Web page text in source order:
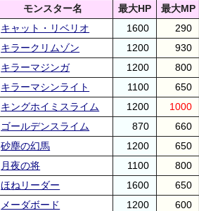
モンスター名 最大HP 最大MP
キャット・リベリオ 1600 290
キラークリムゾン 1200 930
キラーマジンガ 1200 800
キラーマシンライト 1100 650
キングホイミスライム 1200 1000
ゴールデンスライム 870 660
砂塵の幻馬 1200 650
月夜の将 1100 800
ほねリーダー 1600 650
メーダボード 1200 600